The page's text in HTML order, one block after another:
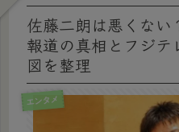
佐藤二朗は悪くない
報道の真相とフジ
図を整理
エンタメ